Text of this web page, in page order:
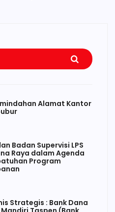
Alamat Kantor
Badan Supervisi LPS
Raya dalam Agenda
Program
Strategis : Bank Dana